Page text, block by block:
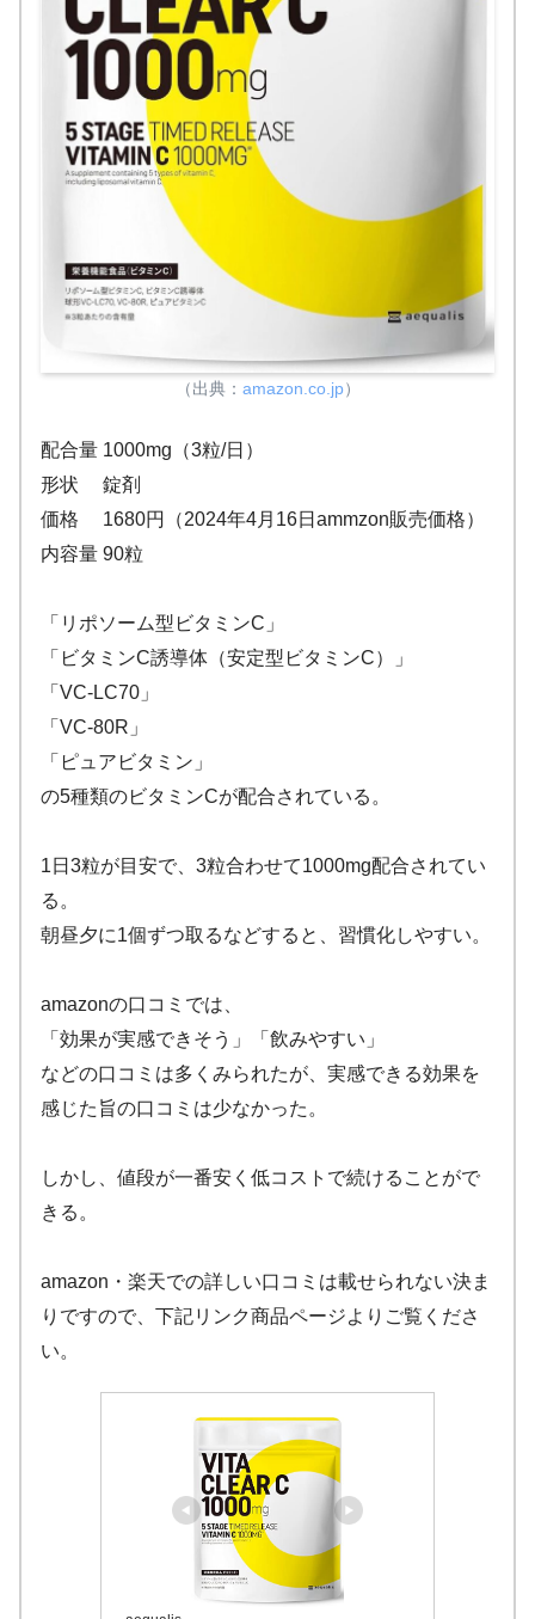
（出典： amazon.co.jp）
配合量 1000mg（3粒/日）
形状 錠剤
価格 1680円（2024年4月16日ammzon販売価格）
内容量 90粒
「リポソーム型ビタミンC」
「ビタミンC誘導体（安定型ビタミンC）」
「VC-LC70」
「VC-80R」
「ピュアビタミン」
の5種類のビタミンCが配合されている。
1日3粒が目安で、3粒合わせて1000mg配合されてい
る。
朝昼夕に1個ずつ取るなどすると、習慣化しやすい。
amazonの口コミでは、
「効果が実感できそう」「飲みやすい」
などの口コミは多くみられたが、実感できる効果を
感じた旨の口コミは少なかった。
しかし、値段が一番安く低コストで続けることがで
きる。
amazon・楽天での詳しい口コミは載せられない決ま
りですので、下記リンク商品ページよりご覧くださ
い。